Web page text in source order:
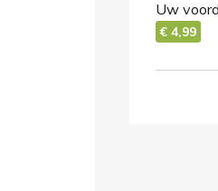
Uw
€ 4,99